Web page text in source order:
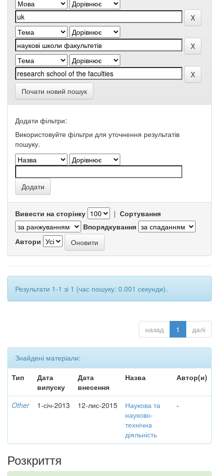
Почати новий пошук
Додати фільтри:
Використовуйте фільтри для уточнення результатів
пошуку.
Вивести на сторінку | Сортування
Впорядкування
Автори
Результати 1-1 зі 1 (час пошуку: 0.001 секунди).
назад 1 далі
Знайдені матеріали:
Тип
Дата
випуску
Дата
внесення
Назва Автор(и)
Other 1-січ-2013 12-лис-2015
Наукова та
науково-
технічна
діяльність
-
Розкриття